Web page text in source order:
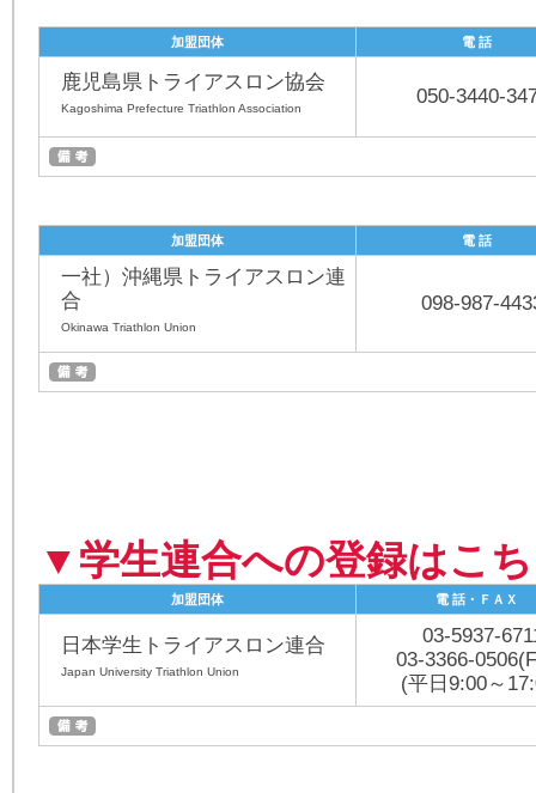
加盟団体 電 話
鹿児島県トライアスロン協会
Kagoshima Prefecture Triathlon Association
050-3440-
加盟団体 電 話
一社）沖縄県トライアスロン連
合
Okinawa Triathlon Union
098-987-
▼学生連合への登録はこ
加盟団体 電 話・ＦＡＸ
日本学生トライアスロン連合
Japan University Triathlon Union
03-5937-
03-3366-
(平日9:00～